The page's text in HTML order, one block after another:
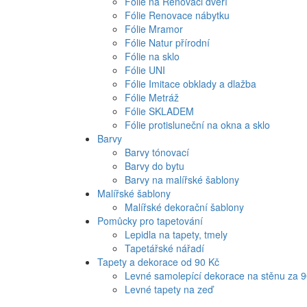
Fólie Renovace nábytku
Fólie Mramor
Fólie Natur přírodní
Fólie na sklo
Fólie UNI
Fólie Imitace obklady a dlažba
Fólie Metráž
Fólie SKLADEM
Fólie protisluneční na okna a sklo
Barvy
Barvy tónovací
Barvy do bytu
Barvy na malířské šablony
Malířské šablony
Malířské dekorační šablony
Pomůcky pro tapetování
Lepidla na tapety, tmely
Tapetářské nářadí
Tapety a dekorace od 90 Kč
Levné samolepící dekorace na stěnu za
Levné tapety na zeď